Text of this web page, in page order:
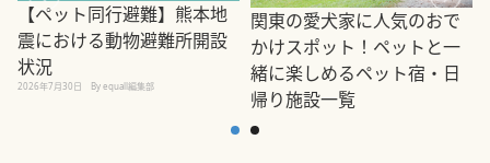
【ペット同行避難】熊本地
震における動物避難所開設
状況
2026年7月30日 By equall編集部
関東の愛犬家に人気のおで
かけスポット！ペットと一
緒に楽しめるペット宿・日
帰り施設一覧